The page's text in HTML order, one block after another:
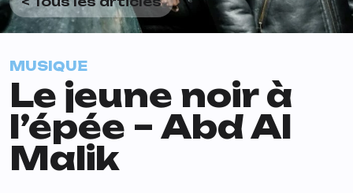
MUSIQUE
Le jeune noir à
l’épée – Abd Al
Malik